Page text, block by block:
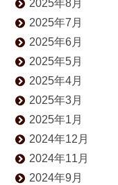
2025年8月
2025年7月
2025年6月
2025年5月
2025年4月
2025年3月
2025年1月
2024年12月
2024年11月
2024年9月